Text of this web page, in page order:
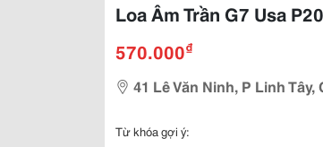
Loa Âm Trần G7 Usa
570.000₫
41 Lê Văn Ninh, P Linh
Từ khóa gợi ý: